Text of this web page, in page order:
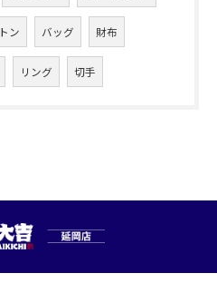
ン バッグ 財布
リング 切手